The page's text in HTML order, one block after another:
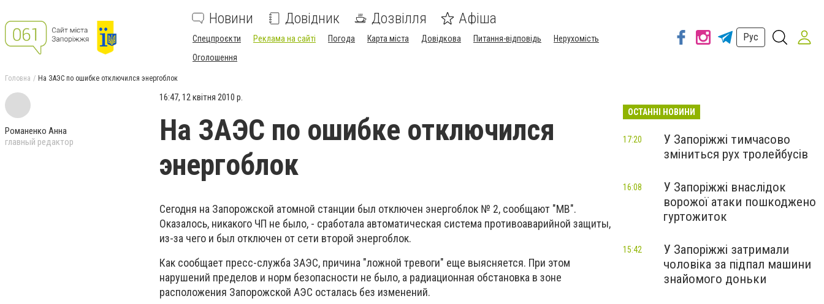
Новини Довідник Дозвілля Афіша
Спецпроєкти Реклама на сайті Погода Карта міста Довідкова Питання-відповідь
Нерухомість
Оголошення
Рус
Головна На ЗАЭС по ошибке отключился энергоблок
Романенко Анна
главный редактор
16:47, 12 квітня 2010 р.
На ЗАЭС по ошибке отключился
энергоблок
Сегодня на Запорожской атомной станции был отключен энергоблок № 2, сообщают "МВ".
Оказалось, никакого ЧП не было, - сработала автоматическая система противоаварийной защиты,
из-за чего и был отключен от сети второй энергоблок.
Как сообщает пресс-служба ЗАЭС, причина "ложной тревоги" еще выясняется. При этом
нарушений пределов и норм безопасности не было, а радиационная обстановка в зоне
расположения Запорожской АЭС осталась без изменений.
ОСТАННІ НОВИНИ
У Запоріжжі тимчасово
зміниться рух тролейбусів
17:20
У Запоріжжі внаслідок
ворожої атаки пошкоджено
гуртожиток
16:08
У Запоріжжі затримали
чоловіка за підпал машини
знайомого доньки
15:42